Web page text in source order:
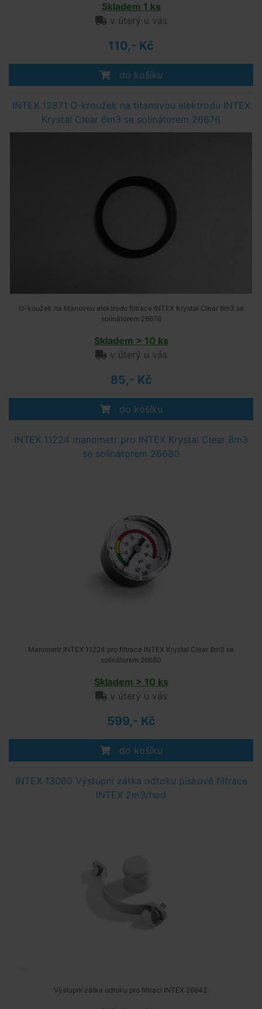
Skladem 1 ks
v úterý u vás
110,- Kč
do košíku
INTEX 12871 O-kroužek na titanovou elektrodu INTEX
Krystal Clear 6m3 se solinátorem 26676
O-koužek na titanovou elektrodu filtrace INTEX Krystal Clear 6m3 se
solinátorem 26676
Skladem > 10 ks
v úterý u vás
85,- Kč
do košíku
INTEX 11224 manometr pro INTEX Krystal Clear 8m3
se solinátorem 26680
Manometr INTEX 11224 pro filtrace INTEX Krystal Clear 8m3 se
solinátorem 26680
Skladem > 10 ks
v úterý u vás
599,- Kč
do košíku
INTEX 13080 Výstupní zátka odtoku pískové filtrace
INTEX 2m3/hod
Výstupní zátka odtoku pro filtraci INTEX 26642.